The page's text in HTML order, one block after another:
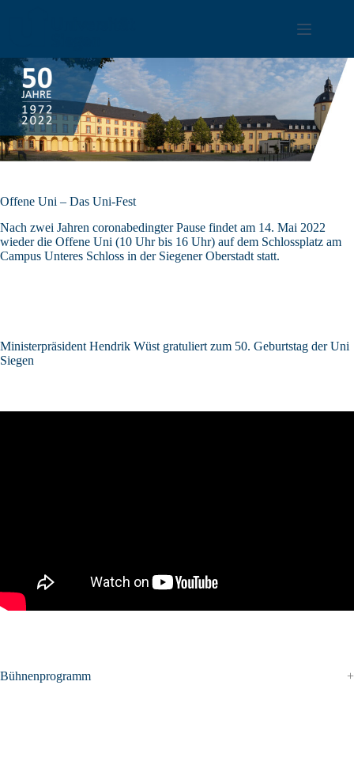
Offene Uni – Das Uni-Fest
Nach zwei Jahren coronabedingter Pause findet am 14. Mai 2022
wieder die Offene Uni (10 Uhr bis 16 Uhr) auf dem Schlossplatz am
Campus Unteres Schloss in der Siegener Oberstadt statt.
Ministerpräsident Hendrik Wüst gratuliert zum 50. Geburtstag der Uni
Siegen
Bühnenprogramm